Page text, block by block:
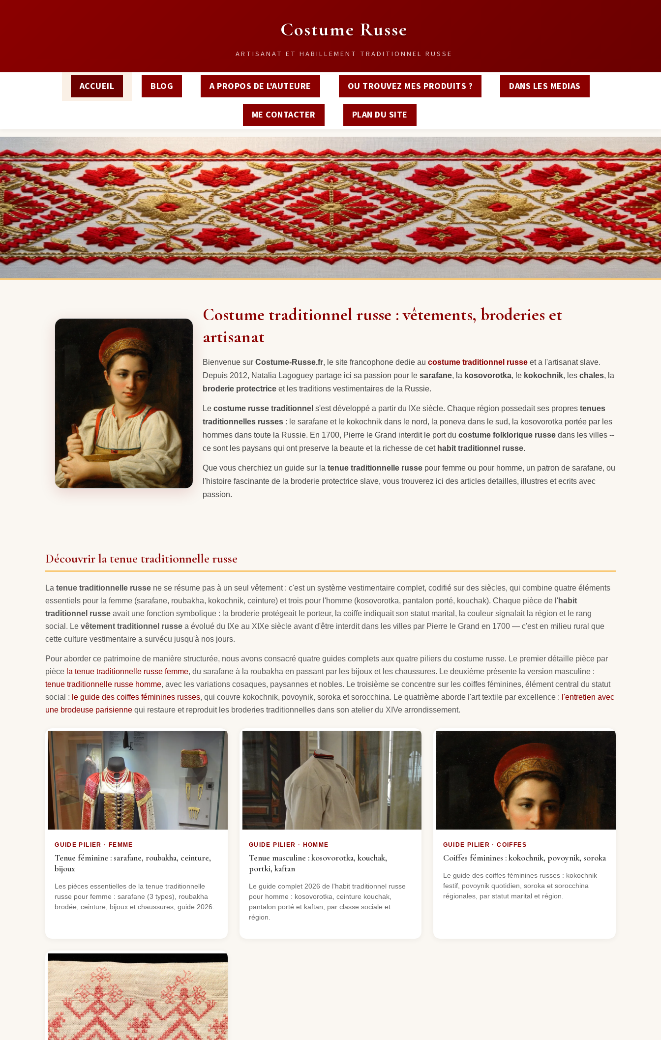
Costume Russe
ARTISANAT ET HABILLEMENT TRADITIONNEL RUSSE
ACCUEIL BLOG A PROPOS DE L'AUTEURE OU TROUVEZ MES PRODUITS ? DANS LES MEDIAS
ME CONTACTER PLAN DU SITE
Costume traditionnel russe : vêtements, broderies et
artisanat
Bienvenue sur Costume-Russe.fr, le site francophone dedie au costume traditionnel russe et a l'artisanat slave.
Depuis 2012, Natalia Lagoguey partage ici sa passion pour le sarafane, la kosovorotka, le kokochnik, les chales, la
broderie protectrice et les traditions vestimentaires de la Russie.
Le costume russe traditionnel s'est développé a partir du IXe siècle. Chaque région possedait ses propres tenues
traditionnelles russes : le sarafane et le kokochnik dans le nord, la poneva dans le sud, la kosovorotka portée par les
hommes dans toute la Russie. En 1700, Pierre le Grand interdit le port du costume folklorique russe dans les villes --
ce sont les paysans qui ont preserve la beaute et la richesse de cet habit traditionnel russe.
Que vous cherchiez un guide sur la tenue traditionnelle russe pour femme ou pour homme, un patron de sarafane, ou
l'histoire fascinante de la broderie protectrice slave, vous trouverez ici des articles detailles, illustres et ecrits avec
passion.
Découvrir la tenue traditionnelle russe
La tenue traditionnelle russe ne se résume pas à un seul vêtement : c'est un système vestimentaire complet, codifié sur des siècles, qui combine quatre éléments
essentiels pour la femme (sarafane, roubakha, kokochnik, ceinture) et trois pour l'homme (kosovorotka, pantalon porté, kouchak). Chaque pièce de l'habit
traditionnel russe avait une fonction symbolique : la broderie protégeait le porteur, la coiffe indiquait son statut marital, la couleur signalait la région et le rang
social. Le vêtement traditionnel russe a évolué du IXe au XIXe siècle avant d'être interdit dans les villes par Pierre le Grand en 1700 — c'est en milieu rural que
cette culture vestimentaire a survécu jusqu'à nos jours.
Pour aborder ce patrimoine de manière structurée, nous avons consacré quatre guides complets aux quatre piliers du costume russe. Le premier détaille pièce par
pièce la tenue traditionnelle russe femme, du sarafane à la roubakha en passant par les bijoux et les chaussures. Le deuxième présente la version masculine :
tenue traditionnelle russe homme, avec les variations cosaques, paysannes et nobles. Le troisième se concentre sur les coiffes féminines, élément central du statut
social : le guide des coiffes féminines russes, qui couvre kokochnik, povoynik, soroka et sorocchina. Le quatrième aborde l'art textile par excellence : l'entretien avec
une brodeuse parisienne qui restaure et reproduit les broderies traditionnelles dans son atelier du XIVe arrondissement.
GUIDE PILIER · FEMME
Tenue féminine : sarafane, roubakha, ceinture,
bijoux
Les pièces essentielles de la tenue traditionnelle
russe pour femme : sarafane (3 types), roubakha
brodée, ceinture, bijoux et chaussures, guide 2026.
GUIDE PILIER · HOMME
Tenue masculine : kosovorotka, kouchak,
portki, kaftan
Le guide complet 2026 de l'habit traditionnel russe
pour homme : kosovorotka, ceinture kouchak,
pantalon porté et kaftan, par classe sociale et
région.
GUIDE PILIER · COIFFES
Coiffes féminines : kokochnik, povoynik, soroka
Le guide des coiffes féminines russes : kokochnik
festif, povoynik quotidien, soroka et sorocchina
régionales, par statut marital et région.